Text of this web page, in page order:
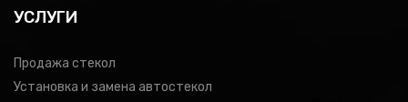
УСЛУГИ
Продажа стекол
Установка и замена автостекол